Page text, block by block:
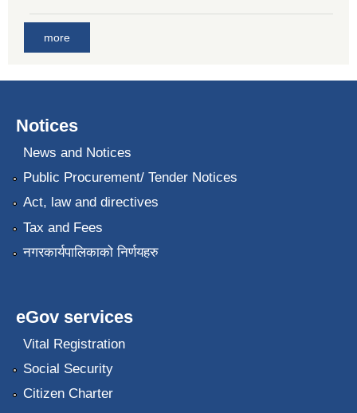
more
Notices
News and Notices
Public Procurement/ Tender Notices
Act, law and directives
Tax and Fees
नगरकार्यपालिकाको निर्णयहरु
eGov services
Vital Registration
Social Security
Citizen Charter